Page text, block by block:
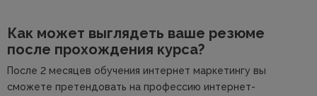
Как может выглядеть ваше резюме
после прохождения курса?
После 2 месяцев обучения интернет маркетингу вы
сможете претендовать на профессию интернет-